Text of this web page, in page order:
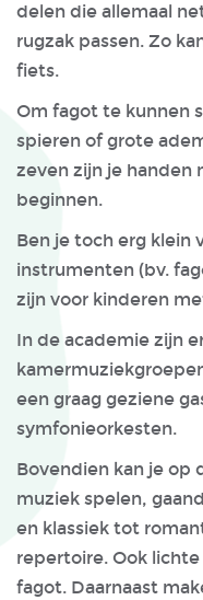
delen die allemaal
rugzak passen. Zo
fiets.
Om fagot te kunnen
spieren of grote
zeven zijn je handen
beginnen.
Ben je toch erg klein
instrumenten (bv.
zijn voor kinderen
In de academie zijn
een graag geziene
symfonieorkesten.
Bovendien kan je op
muziek spelen,
en klassiek tot
repertoire. Ook
fagot. Daarnaast